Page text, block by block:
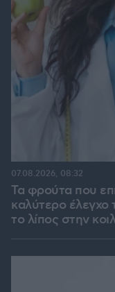
Τα φρούτα που
καλύτερο έλεγχο
το λίπος στην
07.08.2026, 08:32